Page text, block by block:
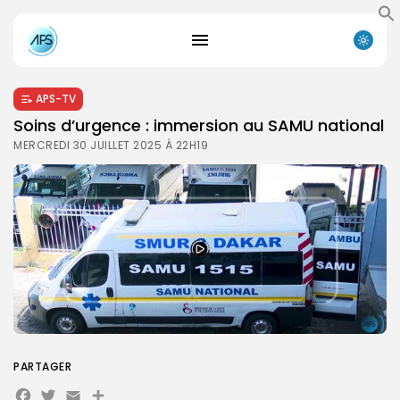
APS-TV
Soins d’urgence : immersion au SAMU national
MERCREDI 30 JUILLET 2025 À 22H19
PARTAGER